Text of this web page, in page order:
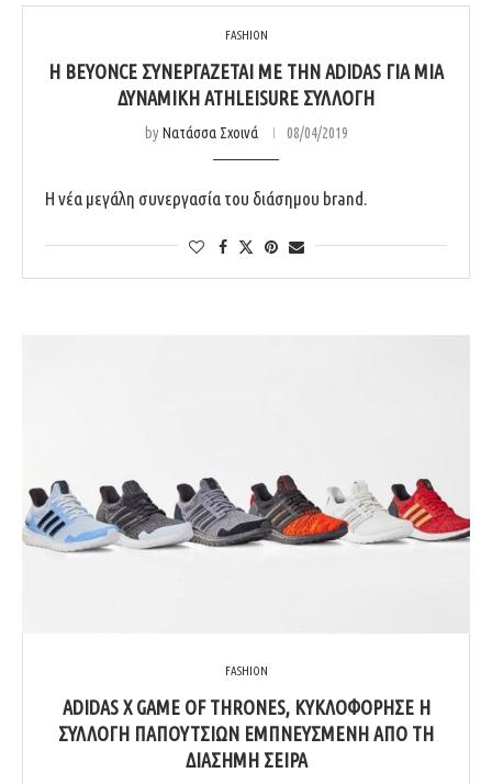
FASHION
H BEYONCE ΣΥΝΕΡΓΆΖΕΤΑΙ ΜΕ ΤΗΝ ADIDAS ΓΙΑ ΜΊΑ
ΔΥΝΑΜΙΚΉ ATHLEISURE ΣΥΛΛΟΓΉ
byΝατάσσα Σχοινά 08/04/2019
Η νέα μεγάλη συνεργασία του διάσημου brand.
FASHION
ADIDAS X GAME OF THRONES, ΚΥΚΛΟΦΌΡΗΣΕ Η
ΣΥΛΛΟΓΉ ΠΑΠΟΥΤΣΙΏΝ ΕΜΠΝΕΥΣΜΈΝΗ ΑΠΌ ΤΗ
ΔΙΆΣΗΜΗ ΣΕΙΡΆ